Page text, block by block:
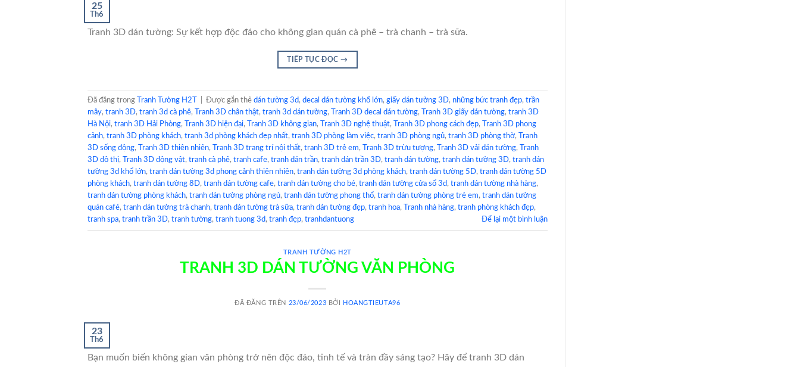
25
Th6
Tranh 3D dán tường: Sự kết hợp độc đáo cho không gian quán cà phê – trà chanh – trà sữa.
TIẾP TỤC ĐỌC →
Đã đăng trong Tranh Tường H2T Được gắn thẻ dán tường 3d, decal dán tường khổ lớn, giấy dán tường 3D, những bức tranh đẹp, trần
mây, tranh 3D, tranh 3d cà phê, Tranh 3D chân thật, tranh 3d dán tường, Tranh 3D decal dán tường, Tranh 3D giấy dán tường, tranh 3D
Hà Nội, tranh 3D Hải Phòng, Tranh 3D hiện đại, Tranh 3D không gian, Tranh 3D nghệ thuật, Tranh 3D phong cách đẹp,
Tranh 3D phong
cảnh, tranh 3D phòng khách, tranh 3d phòng khách đẹp nhất, tranh 3D phòng làm việc, tranh 3D phòng ngủ, tranh 3D phòng thờ,
Tranh
3D sống động, Tranh 3D thiên nhiên, Tranh 3D trang trí nội thất, tranh 3D trẻ em, Tranh 3D trừu tượng, Tranh 3D vải dán tường,
Tranh
3D đô thị, Tranh 3D động vật, tranh cà phê, tranh cafe, tranh dán trần, tranh dán trần 3D, tranh dán tường, tranh dán tường 3D, tranh dán
tường 3d khổ lớn, tranh dán tường 3d phong cảnh thiên nhiên, tranh dán tường 3d phòng khách, tranh dán tường 5D, tranh dán tường 5D
phòng khách, tranh dán tường 8D, tranh dán tường cafe, tranh dán tường cho bé, tranh dán tường cửa sổ 3d, tranh dán tường nhà hàng,
tranh dán tường phòng khách, tranh dán tường phòng ngủ, tranh dán tường phong thổ, tranh dán tường phòng trẻ em, tranh dán tường
quán café, tranh dán tường trà chanh, tranh dán tường trà sữa, tranh dán tường đẹp, tranh hoa, Tranh nhà hàng, tranh phòng khách đẹp,
tranh spa, tranh trần 3D, tranh tường, tranh tuong 3d, tranh đẹp, tranhdantuong Để lại một bình luận
TRANH TƯỜNG H2T
TRANH 3D DÁN TƯỜNG VĂN PHÒNG
ĐÃ ĐĂNG TRÊN 23/06/2023 BỞI HOANGTIEUTA96
23
Th6
Bạn muốn biến không gian văn phòng trở nên độc đáo, tinh tế và tràn đầy sáng tạo? Hãy để tranh 3D dán